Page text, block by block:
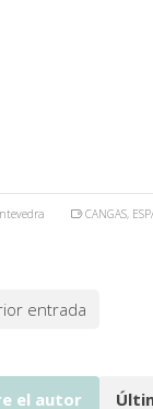
CANGAS,
entrada
el autor